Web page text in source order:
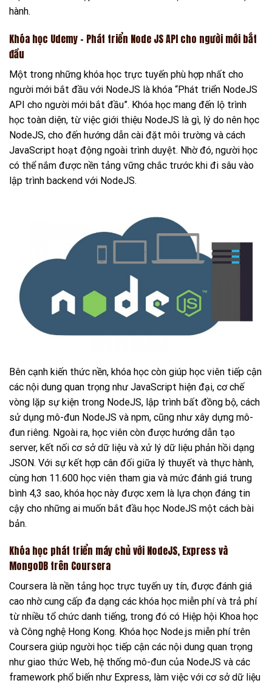
hành.
Khóa học Udemy – Phát triển Node JS API cho người mới bắt
đầu
Một trong những khóa học trực tuyến phù hợp nhất cho
người mới bắt đầu với NodeJS là khóa “Phát triển NodeJS
API cho người mới bắt đầu”. Khóa học mang đến lộ trình
học toàn diện, từ việc giới thiệu NodeJS là gì, lý do nên học
NodeJS, cho đến hướng dẫn cài đặt môi trường và cách
JavaScript hoạt động ngoài trình duyệt. Nhờ đó, người học
có thể nắm được nền tảng vững chắc trước khi đi sâu vào
lập trình backend với NodeJS.
Bên cạnh kiến thức nền, khóa học còn giúp học viên tiếp cận
các nội dung quan trọng như JavaScript hiện đại, cơ chế
vòng lặp sự kiện trong NodeJS, lập trình bất đồng bộ, cách
sử dụng mô-đun NodeJS và npm, cũng như xây dựng mô-
đun riêng. Ngoài ra, học viên còn được hướng dẫn tạo
server, kết nối cơ sở dữ liệu và xử lý dữ liệu phản hồi dạng
JSON. Với sự kết hợp cân đối giữa lý thuyết và thực hành,
cùng hơn 11.600 học viên tham gia và mức đánh giá trung
bình 4,3 sao, khóa học này được xem là lựa chọn đáng tin
cậy cho những ai muốn bắt đầu học NodeJS một cách bài
bản.
Khóa học phát triển máy chủ với NodeJS, Express và
MongoDB trên Coursera
Coursera là nền tảng học trực tuyến uy tín, được đánh giá
cao nhờ cung cấp đa dạng các khóa học miễn phí và trả phí
từ nhiều tổ chức danh tiếng, trong đó có Hiệp hội Khoa học
và Công nghệ Hong Kong. Khóa học Node.js miễn phí trên
Coursera giúp người học tiếp cận các nội dung quan trọng
như giao thức Web, hệ thống mô-đun của NodeJS và các
framework phổ biến như Express, làm việc với cơ sở dữ liệu